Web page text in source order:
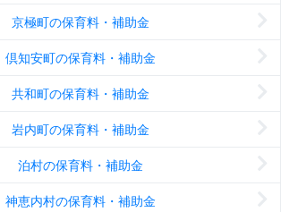
京極町の保育料・補助金
倶知安町の保育料・補助金
共和町の保育料・補助金
岩内町の保育料・補助金
泊村の保育料・補助金
神恵内村の保育料・補助金